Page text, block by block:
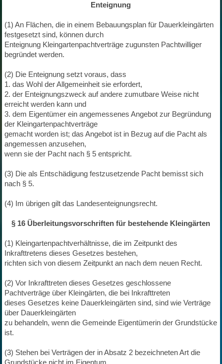
Enteignung
(1) An Flächen, die in einem Bebauungsplan für Dauerkleingärten
festgesetzt sind, können durch
Enteignung Kleingartenpachtverträge zugunsten Pachtwilliger
begründet werden.
(2) Die Enteignung setzt voraus, dass
1. das Wohl der Allgemeinheit sie erfordert,
2. der Enteignungszweck auf andere zumutbare Weise nicht
erreicht werden kann und
3. dem Eigentümer ein angemessenes Angebot zur Begründung
der Kleingartenpachtverträge
gemacht worden ist; das Angebot ist in Bezug auf die Pacht als
angemessen anzusehen,
wenn sie der Pacht nach § 5 entspricht.
(3) Die als Entschädigung festzusetzende Pacht bemisst sich
nach § 5.
(4) Im übrigen gilt das Landesenteignungsrecht.
§ 16 Überleitungsvorschriften für bestehende Kleingärten
(1) Kleingartenpachtverhältnisse, die im Zeitpunkt des
Inkrafttretens dieses Gesetzes bestehen,
richten sich von diesem Zeitpunkt an nach dem neuen Recht.
(2) Vor Inkrafttreten dieses Gesetzes geschlossene
Pachtverträge über Kleingärten, die bei Inkrafttreten
dieses Gesetzes keine Dauerkleingärten sind, sind wie Verträge
über Dauerkleingärten
zu behandeln, wenn die Gemeinde Eigentümerin der Grundstücke
ist.
(3) Stehen bei Verträgen der in Absatz 2 bezeichneten Art die